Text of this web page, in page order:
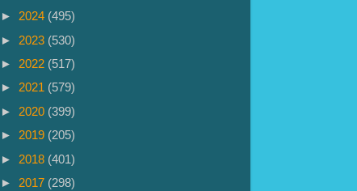
► 2024 (495)
► 2023 (530)
► 2022 (517)
► 2021 (579)
► 2020 (399)
► 2019 (205)
► 2018 (401)
► 2017 (298)